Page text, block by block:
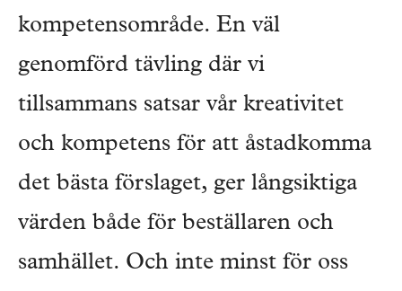
kompetensområde. En väl
genomförd tävling där vi
tillsammans satsar vår kreativitet
och kompetens för att åstadkomma
det bästa förslaget, ger långsiktiga
värden både för beställaren och
samhället. Och inte minst för oss